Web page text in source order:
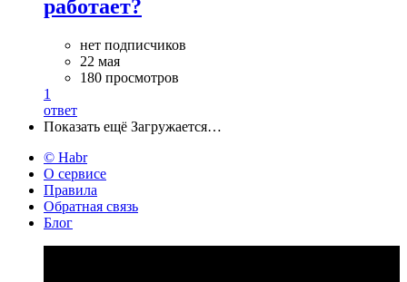
работает?
нет подписчиков
22 мая
180 просмотров
1
ответ
Показать ещё Загружается…
© Habr
О сервисе
Правила
Обратная связь
Блог